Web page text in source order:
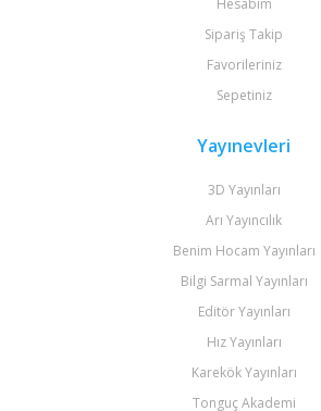
Hesabım
Sipariş Takip
Favorileriniz
Sepetiniz
Yayınevleri
3D Yayınları
Arı Yayıncılık
Benim Hocam Yayınları
Bilgi Sarmal Yayınları
Editör Yayınları
Hız Yayınları
Karekök Yayınları
Tonguç Akademi